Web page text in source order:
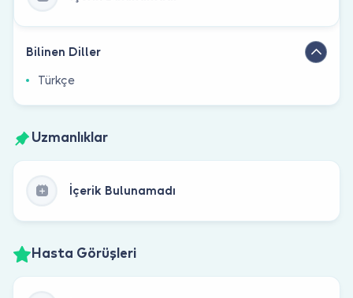
Bilinen Diller
Türkçe
Uzmanlıklar
İçerik Bulunamadı
Hasta Görüşleri